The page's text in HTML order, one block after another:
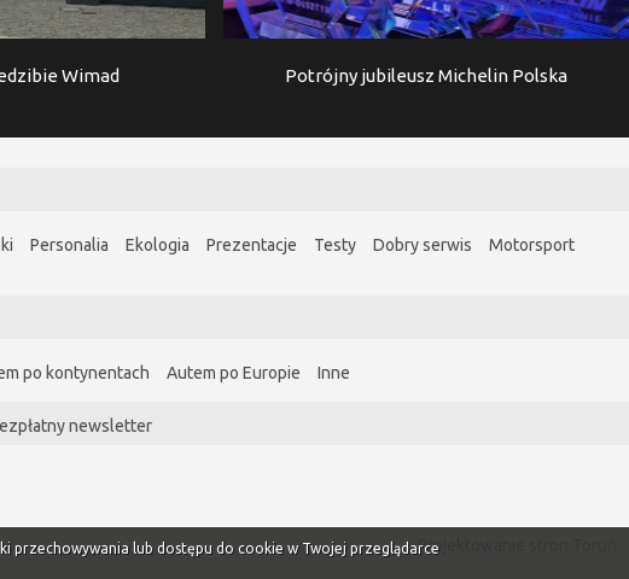
Wimad Potrójny jubileusz Michelin Polska
Personalia Ekologia Prezentacje Testy Dobry serwis
Motorsport
po kontynentach Autem po Europie Inne
newsletter
Projektowanie stron Toruń
przechowywania lub dostępu do cookie w Twojej przeglądarce